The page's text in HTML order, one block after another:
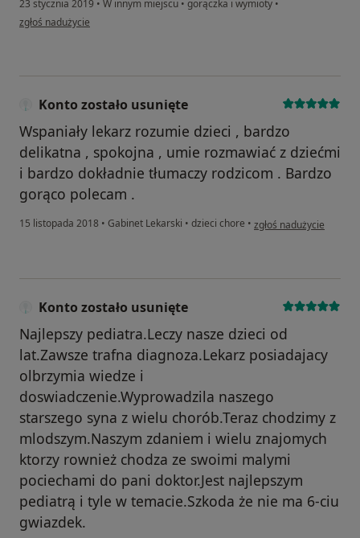
23 stycznia 2019 • W innym miejscu • gorączka i wymioty •
w opinii użytkownika Konto zostało usunięte
zgłoś nadużycie
Konto zostało usunięte
Wspaniały lekarz rozumie dzieci , bardzo
delikatna , spokojna , umie rozmawiać z dziećmi
i bardzo dokładnie tłumaczy rodzicom . Bardzo
gorąco polecam .
15 listopada 2018 • Gabinet Lekarski • dzieci chore • w opinii użytkownika
zgłoś nadużycie
Konto zostało usunięte
Najlepszy pediatra.Leczy nasze dzieci od
lat.Zawsze trafna diagnoza.Lekarz posiadajacy
olbrzymia wiedze i
doswiadczenie.Wyprowadzila naszego
starszego syna z wielu chorób.Teraz chodzimy z
mlodszym.Naszym zdaniem i wielu znajomych
ktorzy rownież chodza ze swoimi malymi
pociechami do pani doktor.Jest najlepszym
pediatrą i tyle w temacie.Szkoda że nie ma 6-ciu
gwiazdek.